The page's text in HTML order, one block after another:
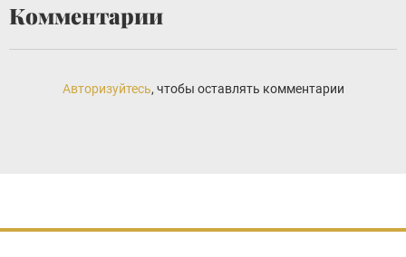
Комментарии
Авторизуйтесь, чтобы оставлять комментарии